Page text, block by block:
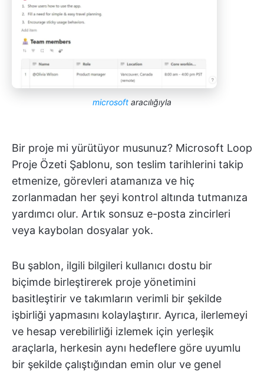
microsoft aracılığıyla
Bir proje mi yürütüyor musunuz? Microsoft Loop
Proje Özeti Şablonu, son teslim tarihlerini takip
etmenize, görevleri atamanıza ve hiç
zorlanmadan her şeyi kontrol altında tutmanıza
yardımcı olur. Artık sonsuz e-posta zincirleri
veya kaybolan dosyalar yok.
Bu şablon, ilgili bilgileri kullanıcı dostu bir
biçimde birleştirerek proje yönetimini
basitleştirir ve takımların verimli bir şekilde
işbirliği yapmasını kolaylaştırır. Ayrıca, ilerlemeyi
ve hesap verebilirliği izlemek için yerleşik
araçlarla, herkesin aynı hedeflere göre uyumlu
bir şekilde çalıştığından emin olur ve genel